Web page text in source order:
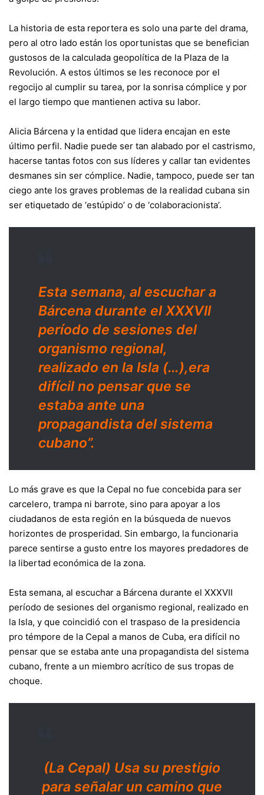
La historia de esta reportera es solo una parte del drama,
pero al otro lado están los oportunistas que se benefician
gustosos de la calculada geopolítica de la Plaza de la
Revolución. A estos últimos se les reconoce por el
regocijo al cumplir su tarea, por la sonrisa cómplice y por
el largo tiempo que mantienen activa su labor.
Alicia Bárcena y la entidad que lidera encajan en este
último perfil. Nadie puede ser tan alabado por el castrismo,
hacerse tantas fotos con sus líderes y callar tan evidentes
desmanes sin ser cómplice. Nadie, tampoco, puede ser tan
ciego ante los graves problemas de la realidad cubana sin
ser etiquetado de ‘estúpido’ o de ‘colaboracionista’.
Esta semana, al escuchar a
Bárcena durante el XXXVII
período de sesiones del
organismo regional,
realizado en la Isla (…),era
difícil no pensar que se
estaba ante una
propagandista del sistema
cubano”.
Lo más grave es que la Cepal no fue concebida para ser
carcelero, trampa ni barrote, sino para apoyar a los
ciudadanos de esta región en la búsqueda de nuevos
horizontes de prosperidad. Sin embargo, la funcionaria
parece sentirse a gusto entre los mayores predadores de
la libertad económica de la zona.
Esta semana, al escuchar a Bárcena durante el XXXVII
período de sesiones del organismo regional, realizado en
la Isla, y que coincidió con el traspaso de la presidencia
pro témpore de la Cepal a manos de Cuba, era difícil no
pensar que se estaba ante una propagandista del sistema
cubano, frente a un miembro acrítico de sus tropas de
choque.
(La Cepal) Usa su prestigio
para señalar un camino que